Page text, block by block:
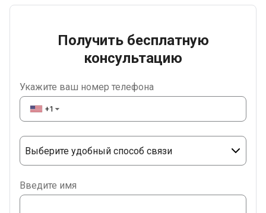
Получить бесплатную
консультацию
Укажите ваш номер телефона
+1 ▼
Выберите удобный способ связи
Введите имя